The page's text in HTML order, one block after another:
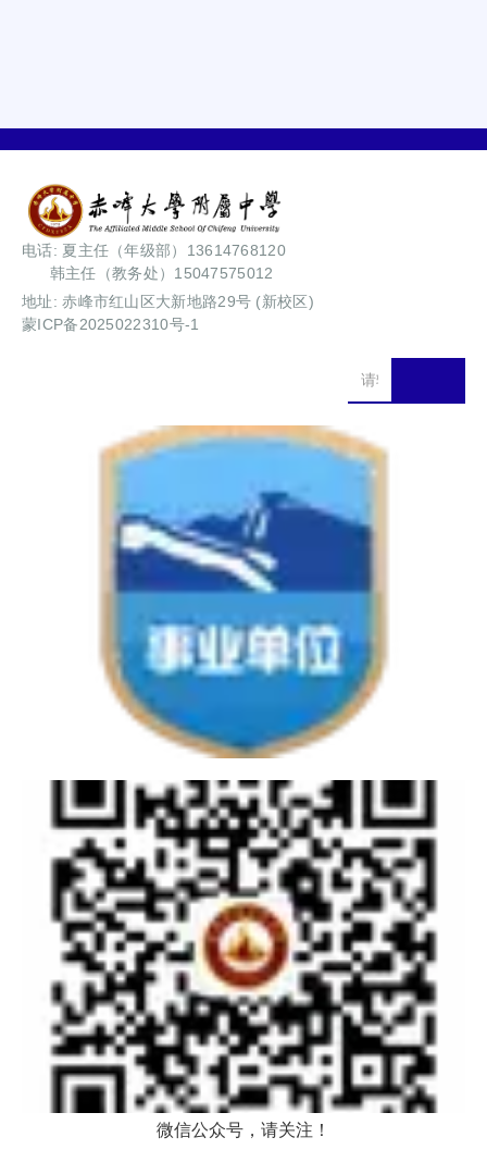
电话: 夏主任（年级部）13614768120
韩主任（教务处）15047575012
地址: 赤峰市红山区大新地路29号 (新校区)
蒙ICP备2025022310号-1
微信公众号，请关注！